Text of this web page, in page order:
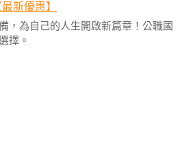
新優惠】
，為自己的人生開啟新篇章！公職國
擇。